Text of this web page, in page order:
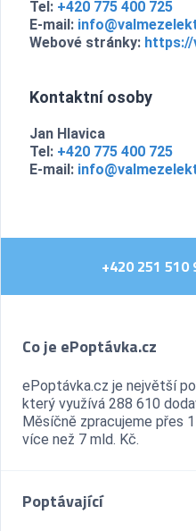
Tel: +420 775 400 725
E-mail:
Webové stránky:
Kontaktní osoby
Jan Hlavica
Tel: +420 775 400 725
E-mail:
+420 251 510
Co je ePoptávka.cz
ePoptávka.cz je největší
který využívá 288 610
Měsíčně zpracujeme přes
více než 7 mld. Kč.
Poptávající